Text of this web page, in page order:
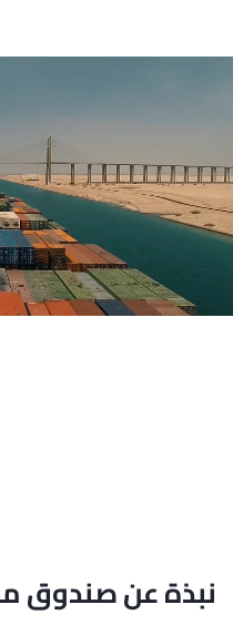
نبذة عن صندوق